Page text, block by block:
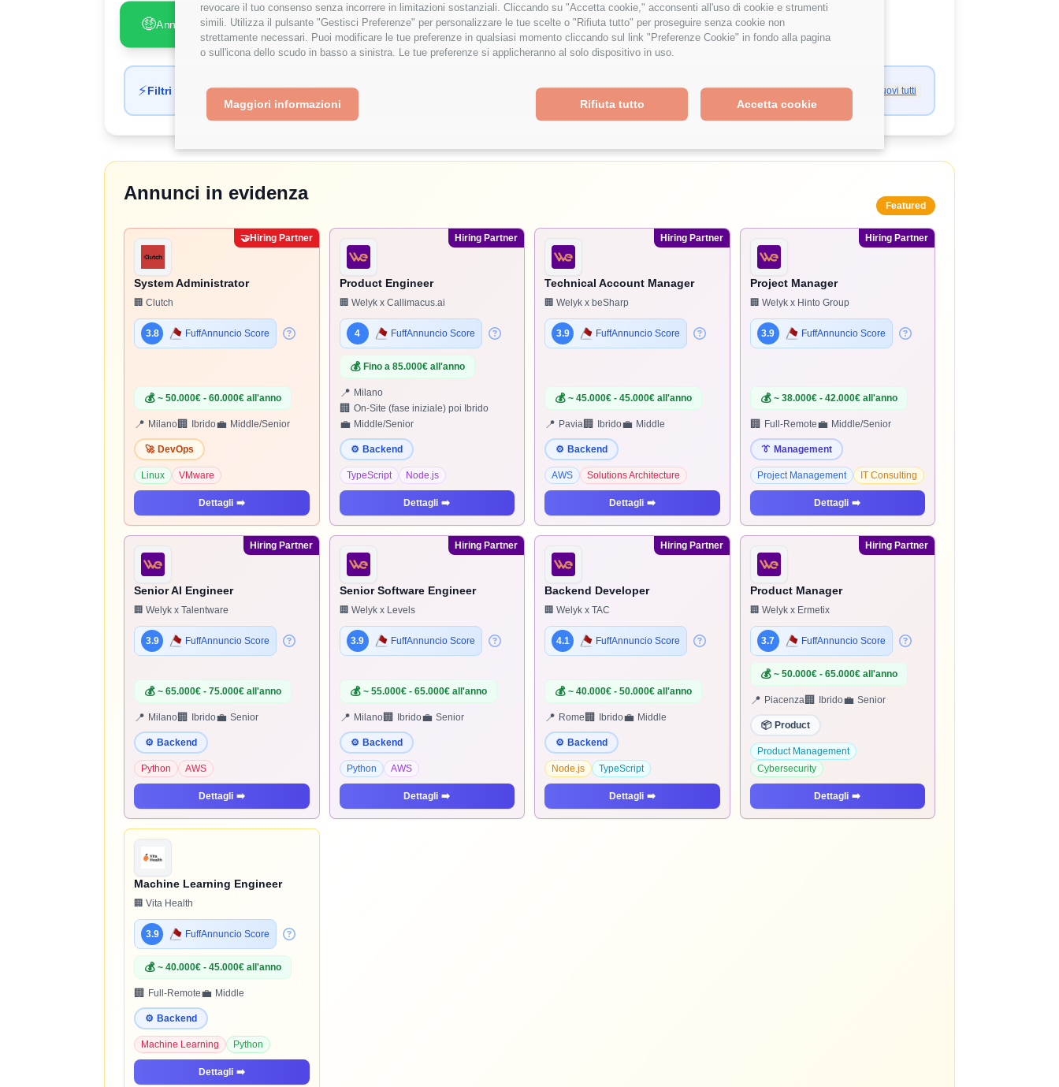
revocare il tuo consenso senza incorrere in limitazioni sostanziali. Cliccando su "Accetta cookie," acconsenti all'uso di cookie e strumenti
simili. Utilizza il pulsante "Gestisci Preferenze" per personalizzare le tue scelte o "Rifiuta tutto" per proseguire senza cookie non
strettamente necessari. Puoi modificare le tue preferenze in qualsiasi momento cliccando sul link "Preferenze Cookie" in fondo alla pagina
o sull'icona dello scudo in basso a sinistra. Le tue preferenze si applicheranno al solo dispositivo in uso.
Accetta cookie
Rifiuta tutto
Maggiori informazioni
🤑Annunci con RAL ✓ 😢Annunci senza RAL ✓
⚡Filtri applicati automaticamente Rimuovi tutti
Annunci in evidenza
Featured
🤝Hiring Partner
System Administrator
🏢 Clutch
3.8 FuffAnnuncio Score
💰 ~ 50.000€ - 60.000€ all'anno
📍 Milano🏢 Ibrido💼 Middle/Senior
🚀 DevOps
Linux VMware
Dettagli ➡️
Hiring Partner
Product Engineer
🏢 Welyk x Callimacus.ai
4 FuffAnnuncio Score
💰 Fino a 85.000€ all'anno
📍 Milano
🏢 On-Site (fase iniziale) poi Ibrido
💼 Middle/Senior
⚙️ Backend
TypeScript Node.js
Dettagli ➡️
Hiring Partner
Technical Account Manager
🏢 Welyk x beSharp
3.9 FuffAnnuncio Score
💰 ~ 45.000€ - 45.000€ all'anno
📍 Pavia🏢 Ibrido💼 Middle
⚙️ Backend
AWS Solutions Architecture
Dettagli ➡️
Hiring Partner
Project Manager
🏢 Welyk x Hinto Group
3.9 FuffAnnuncio Score
💰 ~ 38.000€ - 42.000€ all'anno
🏢 Full-Remote💼 Middle/Senior
👔 Management
Project Management IT Consulting
Dettagli ➡️
Hiring Partner
Senior AI Engineer
🏢 Welyk x Talentware
3.9 FuffAnnuncio Score
💰 ~ 65.000€ - 75.000€ all'anno
📍 Milano🏢 Ibrido💼 Senior
⚙️ Backend
Python AWS
Dettagli ➡️
Hiring Partner
Senior Software Engineer
🏢 Welyk x Levels
3.9 FuffAnnuncio Score
💰 ~ 55.000€ - 65.000€ all'anno
📍 Milano🏢 Ibrido💼 Senior
⚙️ Backend
Python AWS
Dettagli ➡️
Hiring Partner
Backend Developer
🏢 Welyk x TAC
4.1 FuffAnnuncio Score
💰 ~ 40.000€ - 50.000€ all'anno
📍 Rome 🏢 Ibrido💼 Middle
⚙️ Backend
Node.js TypeScript
Dettagli ➡️
Hiring Partner
Product Manager
🏢 Welyk x Ermetix
3.7 FuffAnnuncio Score
💰 ~ 50.000€ - 65.000€ all'anno
📍 Piacenza🏢 Ibrido💼 Senior
📦 Product
Product Management
Cybersecurity
Dettagli ➡️
Machine Learning Engineer
🏢 Vita Health
3.9 FuffAnnuncio Score
💰 ~ 40.000€ - 45.000€ all'anno
🏢 Full-Remote💼 Middle
⚙️ Backend
Machine Learning Python
Dettagli ➡️